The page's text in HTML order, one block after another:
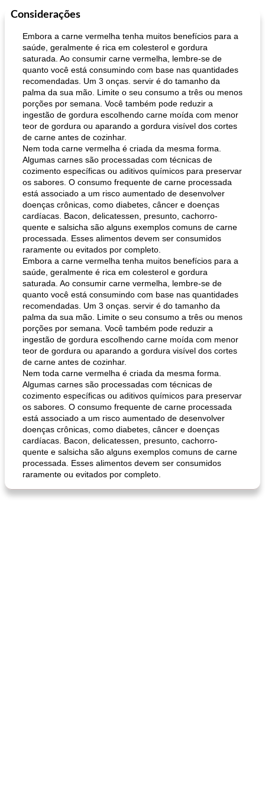
Feriados e Eventos
queijo festivo mergulho 'slaw' perfurador de romã temperada
Considerações
Embora a carne vermelha tenha muitos benefícios para a
saúde, geralmente é rica em colesterol e gordura
saturada. Ao consumir carne vermelha, lembre-se de
quanto você está consumindo com base nas quantidades
recomendadas. Um 3 onças. servir é do tamanho da
palma da sua mão. Limite o seu consumo a três ou menos
porções por semana. Você também pode reduzir a
ingestão de gordura escolhendo carne moída com menor
teor de gordura ou aparando a gordura visível dos cortes
de carne antes de cozinhar.
Nem toda carne vermelha é criada da mesma forma.
Algumas carnes são processadas com técnicas de
cozimento específicas ou aditivos químicos para preservar
os sabores. O consumo frequente de carne processada
está associado a um risco aumentado de desenvolver
doenças crônicas, como diabetes, câncer e doenças
cardíacas. Bacon, delicatessen, presunto, cachorro-
quente e salsicha são alguns exemplos comuns de carne
processada. Esses alimentos devem ser consumidos
raramente ou evitados por completo.
Embora a carne vermelha tenha muitos benefícios para a
saúde, geralmente é rica em colesterol e gordura
saturada. Ao consumir carne vermelha, lembre-se de
quanto você está consumindo com base nas quantidades
recomendadas. Um 3 onças. servir é do tamanho da
palma da sua mão. Limite o seu consumo a três ou menos
porções por semana. Você também pode reduzir a
ingestão de gordura escolhendo carne moída com menor
teor de gordura ou aparando a gordura visível dos cortes
de carne antes de cozinhar.
Nem toda carne vermelha é criada da mesma forma.
Algumas carnes são processadas com técnicas de
cozimento específicas ou aditivos químicos para preservar
os sabores. O consumo frequente de carne processada
está associado a um risco aumentado de desenvolver
doenças crônicas, como diabetes, câncer e doenças
cardíacas. Bacon, delicatessen, presunto, cachorro-
quente e salsicha são alguns exemplos comuns de carne
processada. Esses alimentos devem ser consumidos
raramente ou evitados por completo.